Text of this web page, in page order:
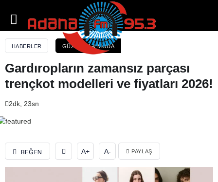
HABERLER GÜZELLIK & MODA
Gardıropların zamansız parçası
trençkot modelleri ve fiyatları 2026!
2dk, 23sn
BEĞEN A+ A- PAYLAŞ
Gardıropların zamansız parçası trençkot modelleri
ve fiyatları 2026!